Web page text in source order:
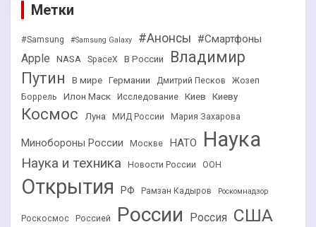
Метки
#Samsung #Samsung Galaxy #Анонсы #Смартфоны
Apple NASA SpaceX В России
Владимир
Путин
В мире Германии Дмитрий Песков
Жозеп
Боррель
Илон Маск Исследование Киев Киеву
Космос Луна МИД России Мария Захарова
Минобороны России Москве НАТО Наука
Наука и техника Новости России ООН
Открытия РФ Рамзан Кадыров Роскомнадзор
Роскосмос Россией России Россия США